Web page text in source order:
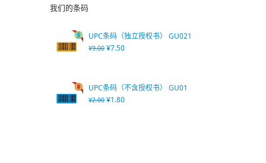
我们的条码
UPC条码（独立授权书） GU021
¥9.00 ¥7.50
UPC条码（不含授权书） GU01
¥2.00 ¥1.80